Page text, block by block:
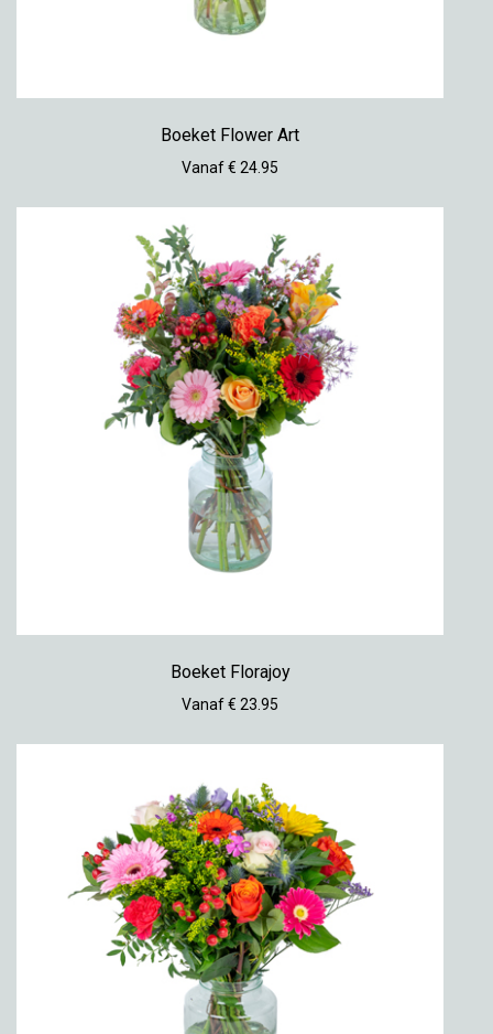
Boeket Flower Art
Vanaf € 24.95
Boeket Florajoy
Vanaf € 23.95